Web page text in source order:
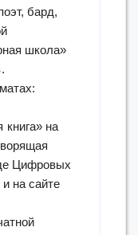
бард,
школа»
на
Цифровых
и на сайте